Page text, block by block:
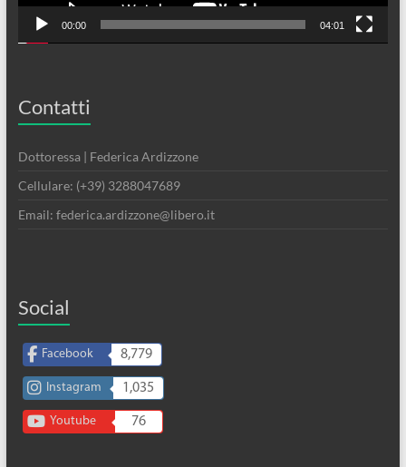
00:00 04:01
Contatti
Dottoressa | Federica Ardizzone
Cellulare: (+39) 3288047689
Email: federica.ardizzone@libero.it
Social
Facebook 8,779
Instagram 1,035
Youtube 76